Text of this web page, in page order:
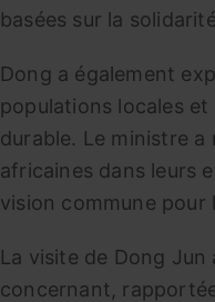
basées sur la
Dong a également
populations locales
durable. Le ministre a
africaines dans leurs
vision commune pour
La visite de Dong
concernant,